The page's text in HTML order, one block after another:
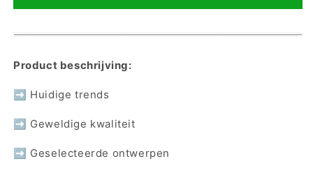
Product beschrijving:
➡ Huidige trends
➡ Geweldige kwaliteit
➡ Geselecteerde ontwerpen